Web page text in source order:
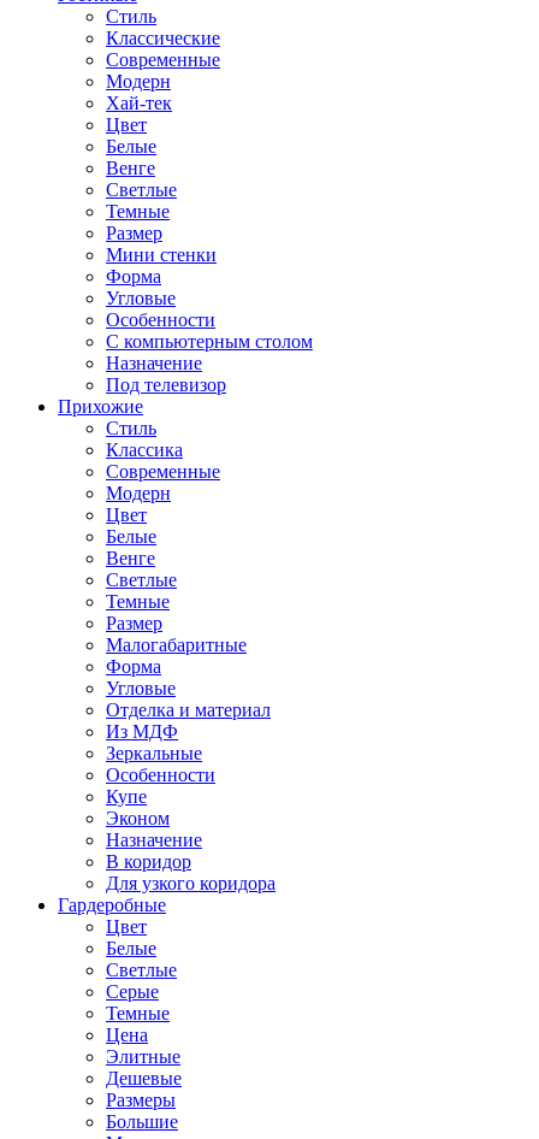
Стиль
Классические
Современные
Модерн
Хай-тек
Цвет
Белые
Венге
Светлые
Темные
Размер
Мини стенки
Форма
Угловые
Особенности
С компьютерным столом
Назначение
Под телевизор
Прихожие
Стиль
Классика
Современные
Модерн
Цвет
Белые
Венге
Светлые
Темные
Размер
Малогабаритные
Форма
Угловые
Отделка и материал
Из МДФ
Зеркальные
Особенности
Купе
Эконом
Назначение
В коридор
Для узкого коридора
Гардеробные
Цвет
Белые
Светлые
Серые
Темные
Цена
Элитные
Дешевые
Размеры
Большие